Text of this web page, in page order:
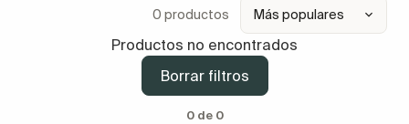
0 productos
Productos no encontrados
Borrar filtros
0 de 0